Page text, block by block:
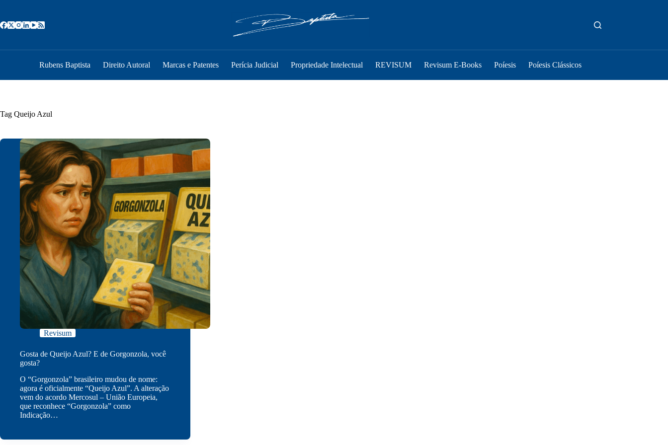
o
conteúdo
Rubens Baptista Direito Autoral Marcas e Patentes Perícia Judicial Propriedade Intelectual REVISUM Revisum E-Books Poíesis Poíesis Clássicos
Tag Queijo Azul
Revisum
Gosta de Queijo Azul? E de Gorgonzola, você
gosta?
O “Gorgonzola” brasileiro mudou de nome:
agora é oficialmente “Queijo Azul”. A alteração
vem do acordo Mercosul – União Europeia,
que reconhece “Gorgonzola” como
Indicação…